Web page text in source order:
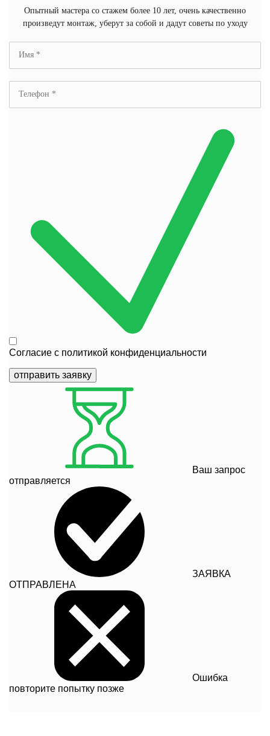
Опытный мастера со стажем более 10 лет, очень качественно
произведут монтаж, уберут за собой и дадут советы по уходу
Согласие с политикой конфиденциальности
отправить заявку
Ваш запрос
отправляется
ЗАЯВКА
ОТПРАВЛЕНА
Ошибка
повторите попытку позже